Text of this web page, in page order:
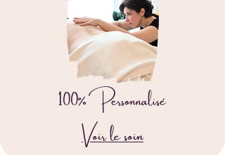
100% Personnalisé
Voir le soin